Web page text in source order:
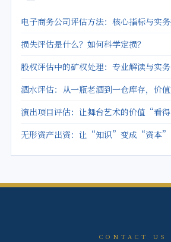
电子商务公司评估方法：核心指标与实
损失评估是什么？如何科学定损？
股权评估中的矿权处理：专业解读与实
演出项目评估：让舞台艺术的价值“看
无形资产出资：让“知识”变成“资本”
CONTACT US